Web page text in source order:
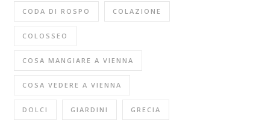
CODA DI ROSPO COLAZIONE
COLOSSEO
COSA MANGIARE A VIENNA
COSA VEDERE A VIENNA
DOLCI GIARDINI GRECIA